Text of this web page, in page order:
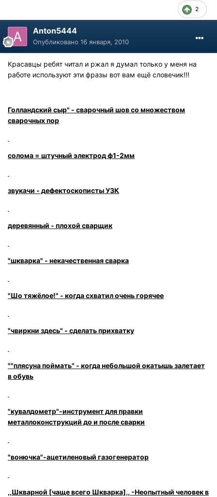
2
Anton5444
Опубликовано 16 января, 2010
Красавцы ребят читал и ржал я думал только у меня на
работе используют эти фразы вот вам ещё словечик!!!
Голландский сыр" - сварочный шов со множеством
сварочных пор
солома = штучный электрод ф1-2мм
звукачи - дефектоскописты УЗК
деревянный - плохой сварщик
"шкварка" - некачественная сварка
"Шо тяжёлое!" - когда схватил очень горячее
"чвиркни здесь" - сделать прихватку
""плясуна поймать" - когда небольшой окатышь залетает
в обувь
"кувалдометр"-инструмент для правки
металлоконструкций до и после сварки
"вонючка"-ацетиленовый газогенератор
,,Шкварной [чаще всего Шкварка],, -Неопытный человек в